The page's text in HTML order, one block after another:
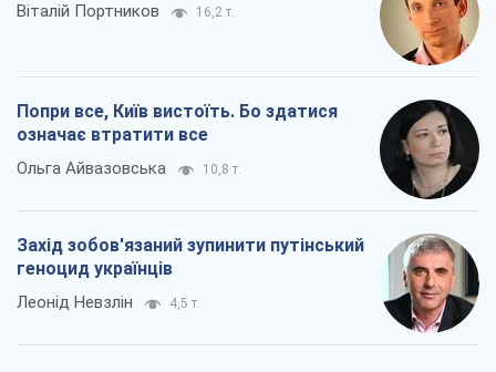
Віталій Портников 16,2 т.
Попри все, Київ вистоїть. Бо здатися
означає втратити все
Ольга Айвазовська 10,8 т.
Захід зобов'язаний зупинити путінський
геноцид українців
Леонід Невзлін 4,5 т.